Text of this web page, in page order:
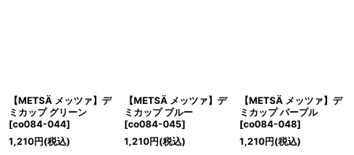
【METSÄ メッツァ】デ
ミカップ グリーン
[co084-044]
1,210円(税込)
【METSÄ メッツァ】デ
ミカップ ブルー
[co084-045]
1,210円(税込)
【METSÄ メッツァ】デ
ミカップ パープル
[co084-048]
1,210円(税込)